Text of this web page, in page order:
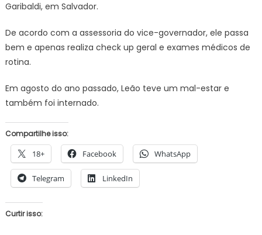
Garibaldi, em Salvador.
De acordo com a assessoria do vice-governador, ele passa
bem e apenas realiza check up geral e exames médicos de
rotina.
Em agosto do ano passado, Leão teve um mal-estar e
também foi internado.
Compartilhe isso:
18+ Facebook WhatsApp
Telegram LinkedIn
Curtir isso: